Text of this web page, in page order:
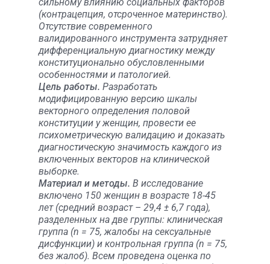
(контрацепция, отсроченное материнство).
Отсутствие современного
валидированного инструмента затрудняет
дифференциальную диагностику между
конституционально обусловленными
особенностями и патологией.
Цель работы. Разработать
модифицированную версию шкалы
векторного определения половой
конституции у женщин, провести ее
психометрическую валидацию и доказать
диагностическую значимость каждого из
включенных векторов на клинической
выборке.
Материал и методы. В исследование
включено 150 женщин в возрасте 18-45
лет (средний возраст – 29,4 ± 6,7 года),
разделенных на две группы: клиническая
группа (n = 75, жалобы на сексуальные
дисфункции) и контрольная группа (n = 75,
без жалоб). Всем проведена оценка по